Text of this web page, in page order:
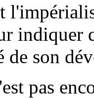
indiquer
de son
pas